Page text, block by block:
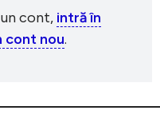
cont, intră în
cont nou.